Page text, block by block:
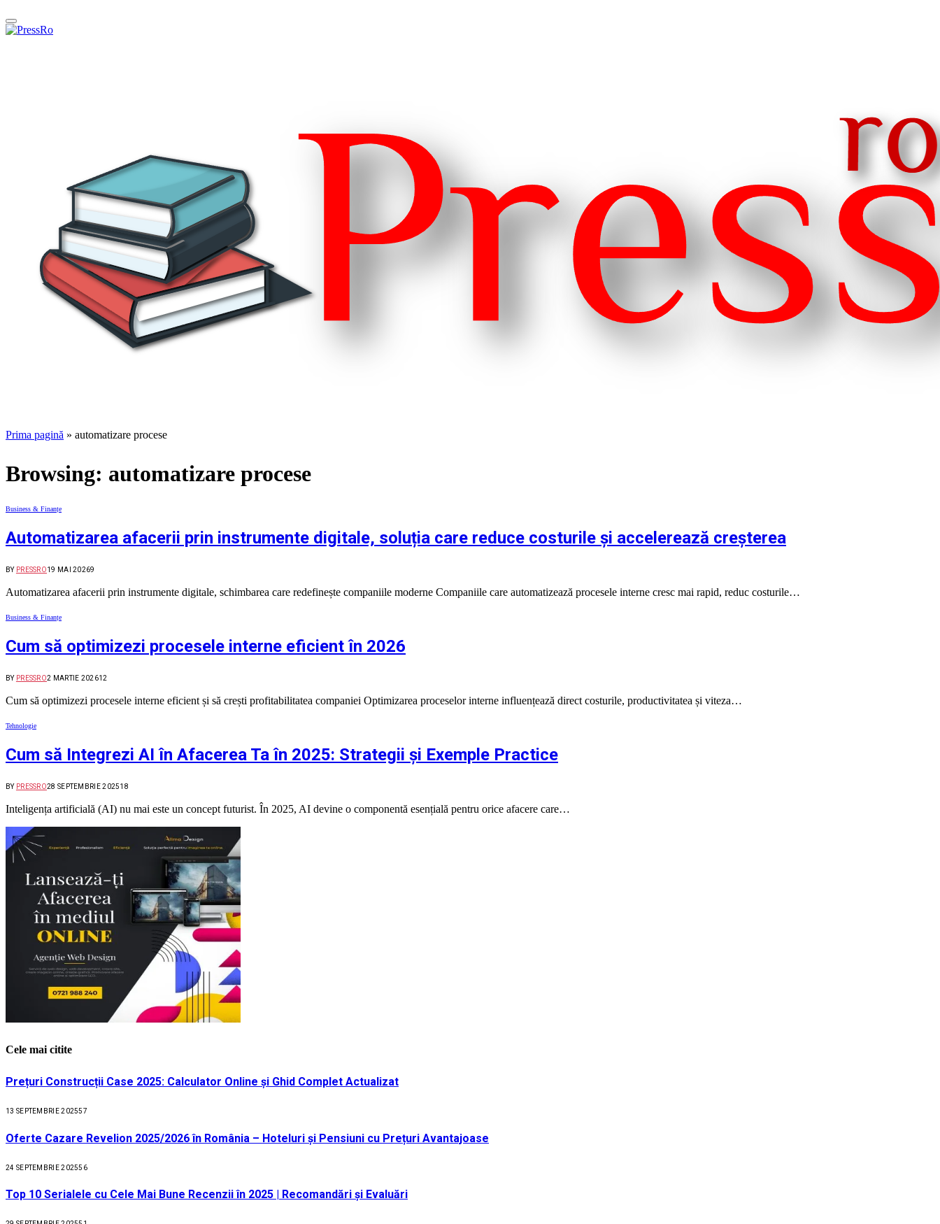
Prima pagină » automatizare procese
Browsing: automatizare procese
Business & Finanțe
Automatizarea afacerii prin instrumente digitale, soluția care reduce costurile și accelerează creșterea
BY PRESSRO19 MAI 20269
Automatizarea afacerii prin instrumente digitale, schimbarea care redefinește companiile moderne Companiile care automatizează procesele interne cresc mai rapid, reduc costurile…
Business & Finanțe
Cum să optimizezi procesele interne eficient în 2026
BY PRESSRO2 MARTIE 202612
Cum să optimizezi procesele interne eficient și să crești profitabilitatea companiei Optimizarea proceselor interne influențează direct costurile, productivitatea și viteza…
Tehnologie
Cum să Integrezi AI în Afacerea Ta în 2025: Strategii și Exemple Practice
BY PRESSRO28 SEPTEMBRIE 202518
Inteligența artificială (AI) nu mai este un concept futurist. În 2025, AI devine o componentă esențială pentru orice afacere care…
Cele mai citite
Prețuri Construcții Case 2025: Calculator Online și Ghid Complet Actualizat
13 SEPTEMBRIE 202557
Oferte Cazare Revelion 2025/2026 în România – Hoteluri și Pensiuni cu Prețuri Avantajoase
24 SEPTEMBRIE 202556
Top 10 Serialele cu Cele Mai Bune Recenzii în 2025 | Recomandări și Evaluări